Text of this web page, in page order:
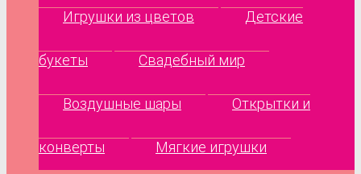
Игрушки из цветов Детские
букеты Свадебный мир
Воздушные шары Открытки и
конверты Мягкие игрушки